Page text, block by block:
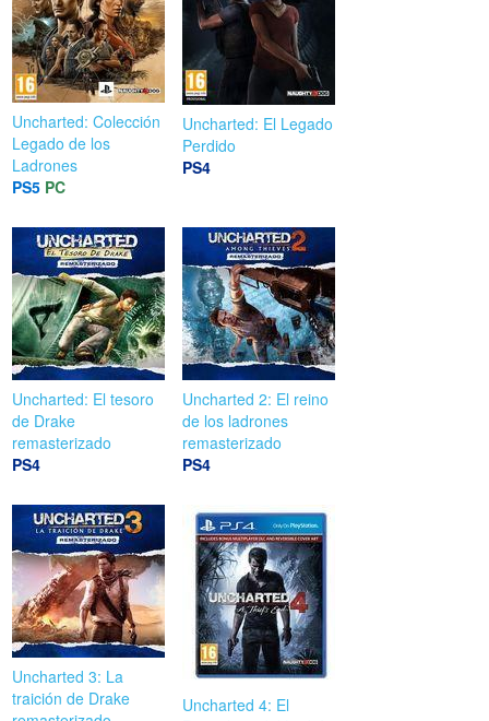
Uncharted: Colección
Legado de los
Ladrones
PS5 PC
Uncharted: El Legado
Perdido
PS4
Uncharted: El tesoro
de Drake
remasterizado
PS4
Uncharted 2: El reino
de los ladrones
remasterizado
PS4
Uncharted 3: La
traición de Drake
Uncharted 4: El